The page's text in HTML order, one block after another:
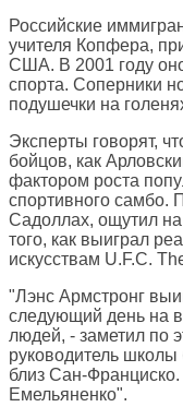
Российские
учителя Копфера,
США. В 2001 году
спорта. Соперники
подушечки на
Эксперты говорят,
бойцов, как
фактором роста
спортивного самбо.
Садоллах, ощутил
того, как выиграл
искусствам U.F.C.
"Лэнс Армстронг
следующий день на
людей, - заметил по
руководитель
близ Сан-
Емельяненко".